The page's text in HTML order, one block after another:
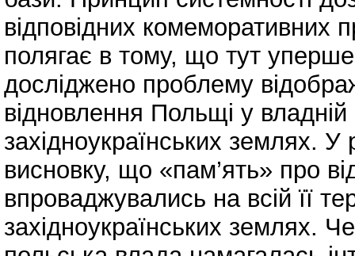
відповідних комеморативних
полягає в тому, що тут
досліджено проблему
відновлення Польщі у владній
західноукраїнських землях. У
висновку, що «пам’ять» про
впроваджувались на всій її
західноукраїнських землях.